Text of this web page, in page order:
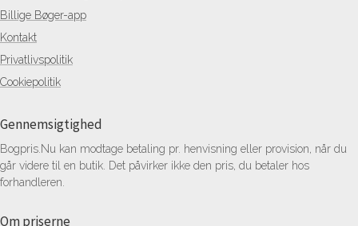
Billige Bøger-app
Kontakt
Privatlivspolitik
Cookiepolitik
Gennemsigtighed
Bogpris.Nu kan modtage betaling pr. henvisning eller provision, når du
går videre til en butik. Det påvirker ikke den pris, du betaler hos
forhandleren.
Om priserne